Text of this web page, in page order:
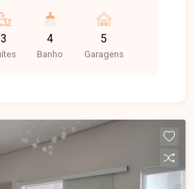
residencial que proporciona
vida. A casa possui
m² de área construída,
quatro quartos, sendo três
com garagem para até seis
3 4
Banho
5
Garagens